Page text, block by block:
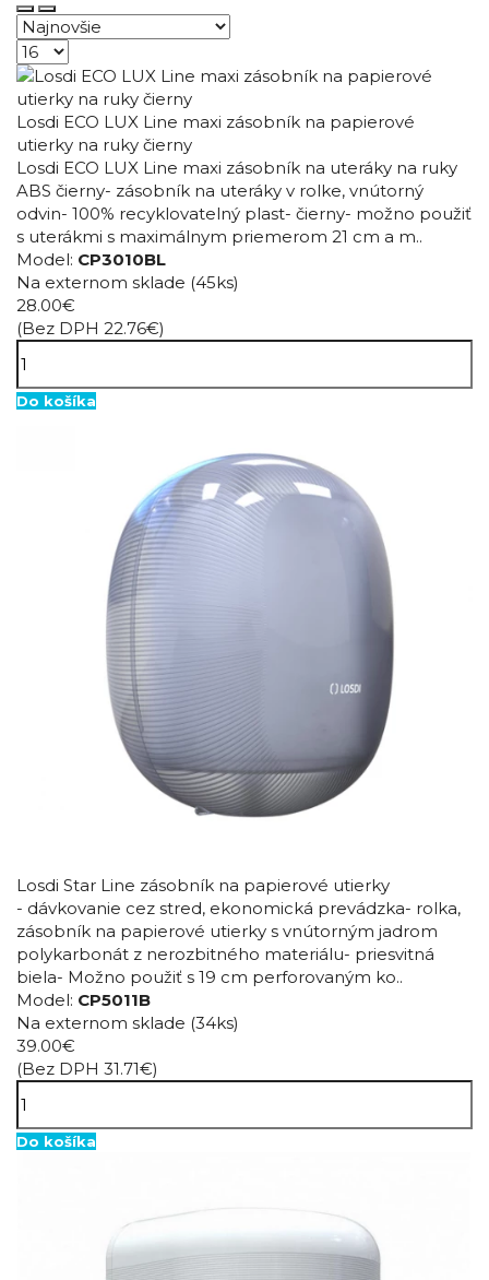
Losdi ECO LUX Line maxi zásobník na papierové
utierky na ruky čierny
Losdi ECO LUX Line maxi zásobník na uteráky na ruky
ABS čierny- zásobník na uteráky v rolke, vnútorný
odvin- 100% recyklovatelný plast- čierny- možno použiť
s uterákmi s maximálnym priemerom 21 cm a m..
Model: CP3010BL
Na externom sklade (45ks)
28.00€
(Bez DPH 22.76€)
Do košíka
Losdi Star Line zásobník na papierové utierky
- dávkovanie cez stred, ekonomická prevádzka- rolka,
zásobník na papierové utierky s vnútorným jadrom
polykarbonát z nerozbitného materiálu- priesvitná
biela- Možno použiť s 19 cm perforovaným ko..
Model: CP5011B
Na externom sklade (34ks)
39.00€
(Bez DPH 31.71€)
Do košíka